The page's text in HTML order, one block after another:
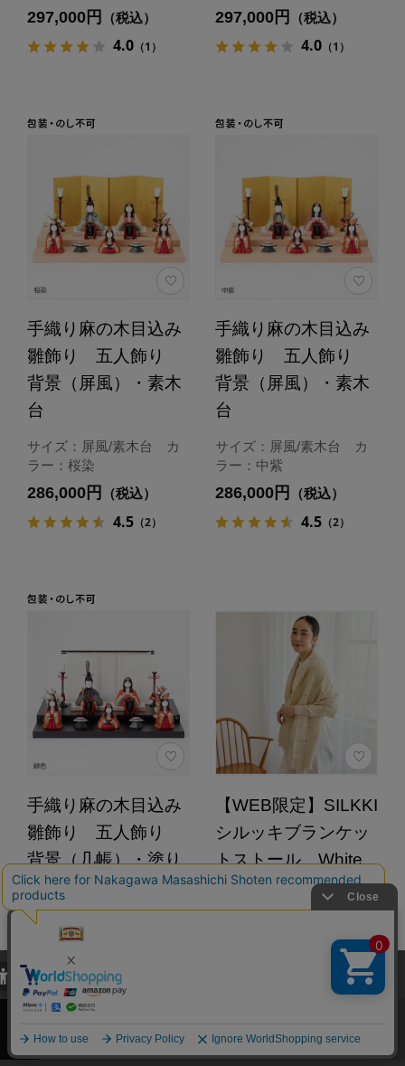
297,000円 （税込）
4.0（1）
297,000円 （税込）
4.0（1）
手織り麻の木目込み
雛飾り 五人飾り
背景（屏風）・素木
台
サイズ：屏風/素木台 カ
ラー：桜染
286,000円 （税込）
4.5（2）
手織り麻の木目込み
雛飾り 五人飾り
背景（屏風）・素木
台
サイズ：屏風/素木台 カ
ラー：中紫
286,000円 （税込）
4.5（2）
手織り麻の木目込み
雛飾り 五人飾り
背景（几帳）・塗り
台
サイズ：几帳/塗り台 カ
ラー：緋色
297,000円（税込）
4.0
【WEB限定】SILKKI
シルッキブランケッ
トストール White
（税込）
当サイトでは、当サイト内における閲覧履歴・属性情報などの取得およ
び利便性向上のためにクッキー（Cookie）を使用いたします。詳細に
関しては「プライバシーポリシー
承諾する